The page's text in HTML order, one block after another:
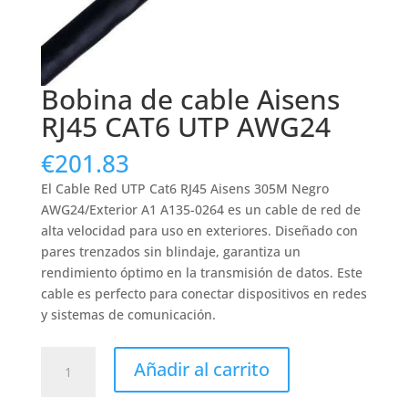
Bobina de cable Aisens
RJ45 CAT6 UTP AWG24
€201.83
El Cable Red UTP Cat6 RJ45 Aisens 305M Negro
AWG24/Exterior A1 A135-0264 es un cable de red de
alta velocidad para uso en exteriores. Diseñado con
pares trenzados sin blindaje, garantiza un
rendimiento óptimo en la transmisión de datos. Este
cable es perfecto para conectar dispositivos en redes
y sistemas de comunicación.
Añadir al carrito